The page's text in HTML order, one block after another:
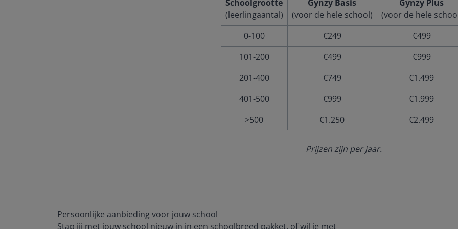
Schoolgrootte
(leerlingaantal)
Gynzy Basis
(voor de hele school)
Gynzy Plus
(voor de hele
0-100
€249
€499
101-200
€499
€999
201-400
€749
€1.499
401-500
€999
€1.999
>500
€1.250 €2.499
Prijzen zijn per jaar.
Persoonlijke aanbieding voor jouw school
Stap jij met jouw school nieuw in in een schoolbreed pakket, of wil je met